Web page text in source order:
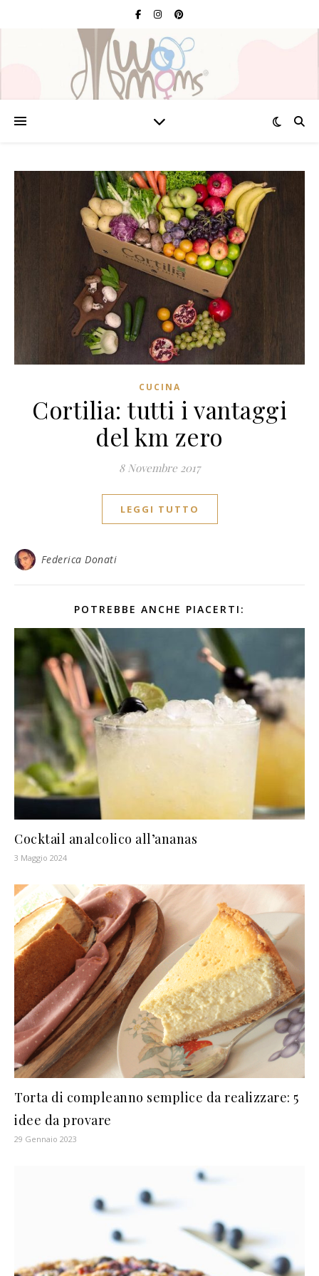
CUCINA
Cortilia: tutti i vantaggi
del km zero
8 Novembre 2017
LEGGI TUTTO
Federica Donati
POTREBBE ANCHE PIACERTI:
Cocktail analcolico all’ananas
3 Maggio 2024
Torta di compleanno semplice da realizzare: 5
idee da provare
29 Gennaio 2023